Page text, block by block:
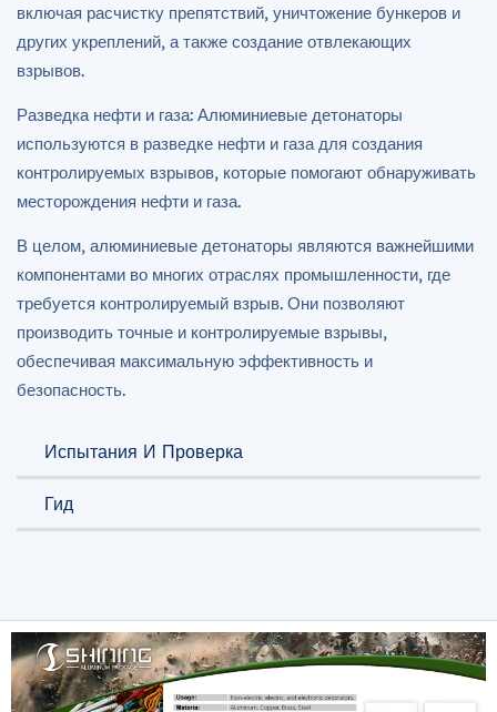
Испытания И Проверка
Гид
включая расчистку препятствий, уничтожение бункеров и
других укреплений, а также создание отвлекающих
взрывов.
Разведка нефти и газа: Алюминиевые детонаторы
используются в разведке нефти и газа для создания
контролируемых взрывов, которые помогают обнаруживать
месторождения нефти и газа.
В целом, алюминиевые детонаторы являются важнейшими
компонентами во многих отраслях промышленности, где
требуется контролируемый взрыв. Они позволяют
производить точные и контролируемые взрывы,
обеспечивая максимальную эффективность и
безопасность.